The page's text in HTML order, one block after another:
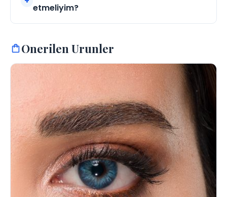
etmeliyim?
Onerilen Urunler